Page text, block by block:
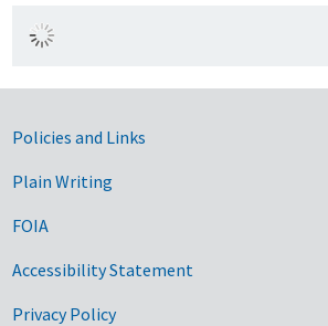
Government Links
Policies and Links
Plain Writing
FOIA
Accessibility Statement
Privacy Policy